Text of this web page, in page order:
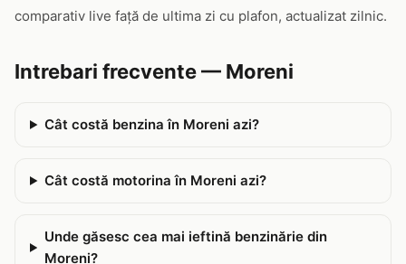
comparativ live față de ultima zi cu plafon, actualizat zilnic.
Intrebari frecvente — Moreni
Cât costă benzina în Moreni azi?
Cât costă motorina în Moreni azi?
Unde găsesc cea mai ieftină benzinărie din
Moreni?